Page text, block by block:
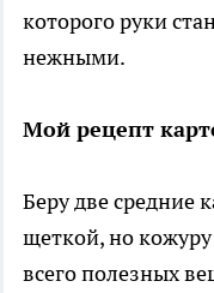
которого руки
нежными.
Мой рецепт
Беру две средние
щеткой, но
всего полезных